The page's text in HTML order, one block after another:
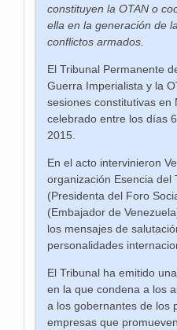
constituyen la OTAN o
ella en la generación de
conflictos armados.
El Tribunal Permanente
Guerra Imperialista y la
sesiones constitutivas en
celebrado entre los días
2015.
En el acto intervinieron
organización Esencia del
(Presidenta del Foro
(Embajador de
los mensajes de
personalidades
El Tribunal ha emitido
en la que condena a los
a los gobernantes de los
empresas que